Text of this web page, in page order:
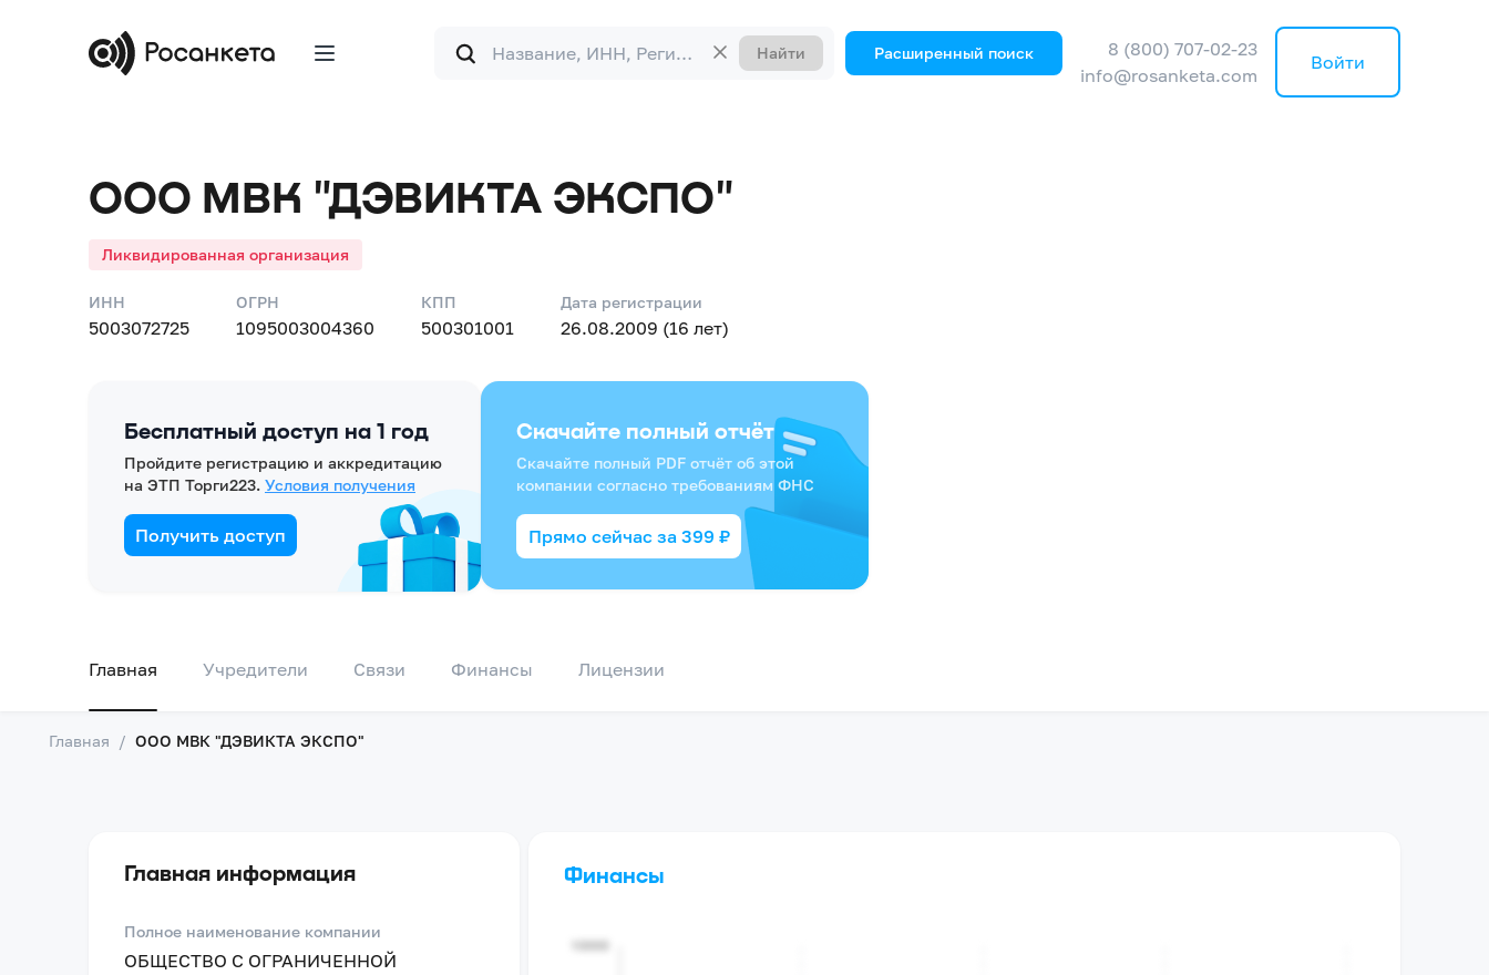
Форма
поиска
Найти Расширенный поиск
8 (800) 707-02-23
info@rosanketa.com
Войти
ООО МВК "ДЭВИКТА ЭКСПО"
Ликвидированная организация
ИНН
5003072725
ОГРН
1095003004360
КПП
500301001
Дата регистрации
26.08.2009 (16 лет)
Бесплатный доступ на 1 год
Пройдите регистрацию и аккредитацию
на ЭТП Торги223. Условия получения
Получить доступ
Скачайте полный отчёт
Скачайте полный PDF отчёт об этой
компании согласно требованиям ФНС
Прямо сейчас за 399 ₽
Главная Учредители Связи Финансы Лицензии
Главная / ООО МВК "ДЭВИКТА ЭКСПО"
Главная информация
Полное наименование компании
ОБЩЕСТВО С ОГРАНИЧЕННОЙ
Финансы